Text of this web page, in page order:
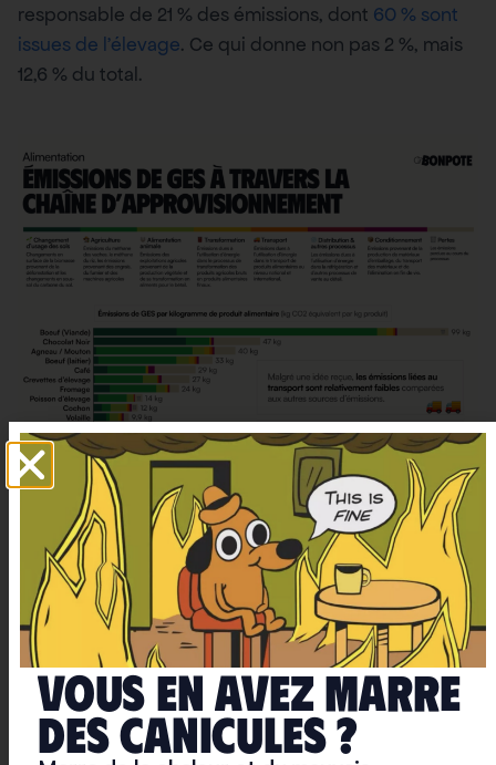
responsable de 21 % des émissions, dont 60 % sont
issues de l’élevage. Ce qui donne non pas 2 %, mais
12,6 % du total.
Là encore, les émissions liées à la production de
viande rouge sont sans commune mesure avec les
produits végétaux. 99 kg de CO2équivalent pour
produire 1 kg de bœuf contre seulement 3,2 kg pour
Vous en avez marre
deS caniculeS ?